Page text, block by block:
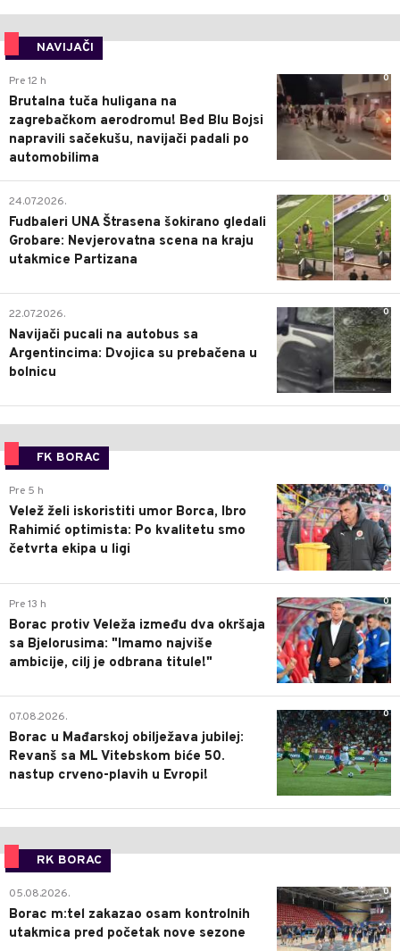
NAVIJAČI
0
Pre 12 h
Brutalna tuča huligana na
zagrebačkom aerodromu! Bed Blu Bojsi
napravili sačekušu, navijači padali po
automobilima
0
24.07.2026.
Fudbaleri UNA Štrasena šokirano gledali
Grobare: Nevjerovatna scena na kraju
utakmice Partizana
0
22.07.2026.
Navijači pucali na autobus sa
Argentincima: Dvojica su prebačena u
bolnicu
FK BORAC
0
Pre 5 h
Velež želi iskoristiti umor Borca, Ibro
Rahimić optimista: Po kvalitetu smo
četvrta ekipa u ligi
0
Pre 13 h
Borac protiv Veleža između dva okršaja
sa Bjelorusima: "Imamo najviše
ambicije, cilj je odbrana titule!"
0
07.08.2026.
Borac u Mađarskoj obilježava jubilej:
Revanš sa ML Vitebskom biće 50.
nastup crveno-plavih u Evropi!
RK BORAC
0
05.08.2026.
Borac m:tel zakazao osam kontrolnih
utakmica pred početak nove sezone